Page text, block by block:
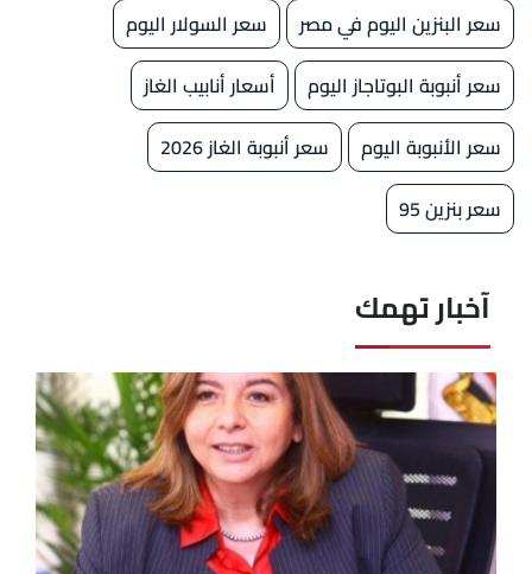
سعر البنزين اليوم في مصر
سعر السولار اليوم
سعر أنبوبة البوتاجاز اليوم
أسعار أنابيب الغاز
سعر الأنبوبة اليوم
سعر أنبوبة الغاز 2026
سعر بنزين 95
آخبار تهمك